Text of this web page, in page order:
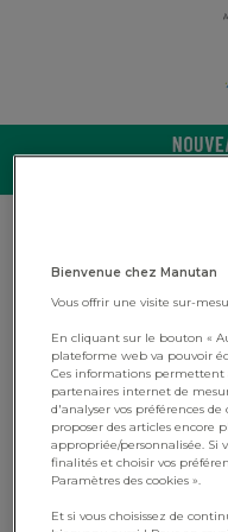
Les clés
stratégie
dévoile son
Bienvenue chez Manutan
Vous offrir une visite sur-
En cliquant sur le bouton «
plateforme web va pouvoir
Ces informations
partenaires internet de
d'analyser vos préférences
proposer des articles encore
appropriée/personnalisée. Si
finalités et choisir vos
Paramètres des cookies ».
Et si vous choisissez de